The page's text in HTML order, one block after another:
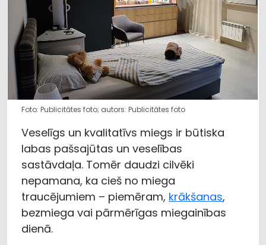
Foto: Publicitātes foto; autors: Publicitātes foto
Veselīgs un kvalitatīvs miegs ir būtiska
labas pašsajūtas un veselības
sastāvdaļa. Tomēr daudzi cilvēki
nepamana, ka cieš no miega
traucējumiem – piemēram, krākšanas,
bezmiega vai pārmērīgas miegainības
dienā.